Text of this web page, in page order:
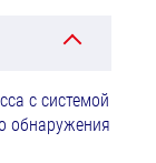
с системой
обнаружения